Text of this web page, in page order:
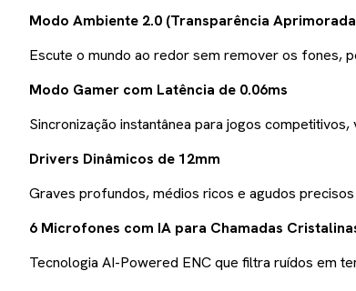
Modo Ambiente 2.0 (Transparência
Escute o mundo ao redor sem remover os fones,
Modo Gamer com Latência de 0.06ms
Sincronização instantânea para jogos
Drivers Dinâmicos de 12mm
Graves profundos, médios ricos e agudos
6 Microfones com IA para Chamadas
Tecnologia AI-Powered ENC que filtra ruídos em